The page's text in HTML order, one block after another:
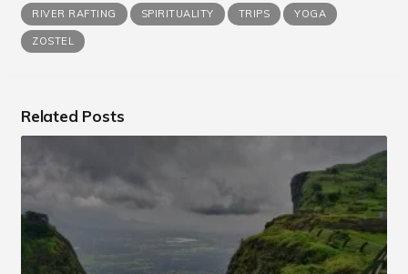
RIVER RAFTING SPIRITUALITY TRIPS YOGA
ZOSTEL
Related Posts